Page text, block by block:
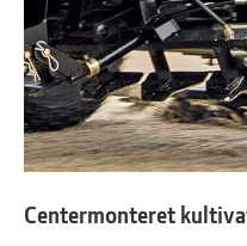
Centermonteret